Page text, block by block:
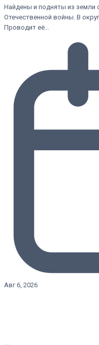
Найдены и подняты из земли
Отечественной войны. В
Проводит её…
Авг 6, 2026